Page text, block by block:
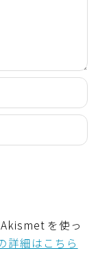
を使っ
詳細はこちら